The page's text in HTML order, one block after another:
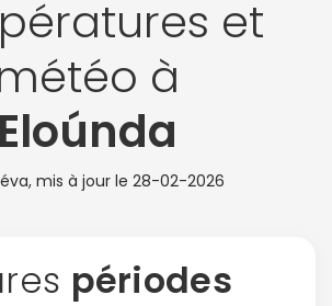
et
à
Eloúnda
mis à jour le 28-02-2026
périodes